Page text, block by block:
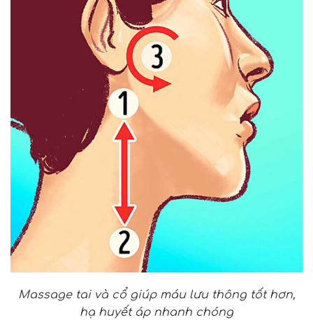
Massage tai và cổ giúp máu lưu thông tốt hơn,
hạ huyết áp nhanh chóng